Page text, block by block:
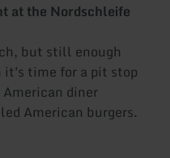
at the Nordschleife
but still enough
it's time for a pit stop
diner
American burgers.